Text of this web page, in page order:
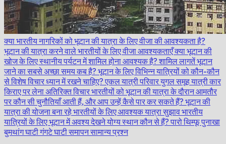
क्या भारतीय नागरिकों को भूटान की यात्रा के लिए वीजा की आवश्यकता है?
भूटान की यात्रा करने वाले भारतीयों के लिए वीजा आवश्यकताएँक्या भूटान की
खोज के लिए स्थानीय पर्यटन में शामिल होना आवश्यक है? शामिल लागतेंभूटान
जाने का सबसे अच्छा समय कब है? भूटान के लिए विभिन्न यात्रियों को कौन-कौन
से विशेष विचार ध्यान में रखने चाहिए? एकल यात्रीपरिवारयुगलसमूह यात्रीकार
किराए पर लेनाअतिरिक्त विचारभारतीयों को भूटान की यात्रा के दौरान आमतौर
पर कौन सी चुनौतियाँ आती हैं, और आप उन्हें कैसे पार कर सकते हैं? भूटान की
यात्रा की योजना बना रहे भारतीयों के लिए आवश्यक यात्रा सुझावभारतीय
यात्रियों के लिए भूटान में अवश्य देखने योग्य स्थान कौन से हैं? पारोथिम्फूपुनाखा
बुमथांग घाटीगंगटे घाटीसमापनसामान्य प्रश्न